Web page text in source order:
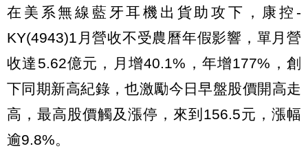
在美系無線藍牙耳機出貨助攻下，康控-
KY(4943)1月營收不受農曆年假影響，單月營
收達5.62億元，月增40.1%，年增177%，創
下同期新高紀錄，也激勵今日早盤股價開高走
高，最高股價觸及漲停，來到156.5元，漲幅
逾9.8%。